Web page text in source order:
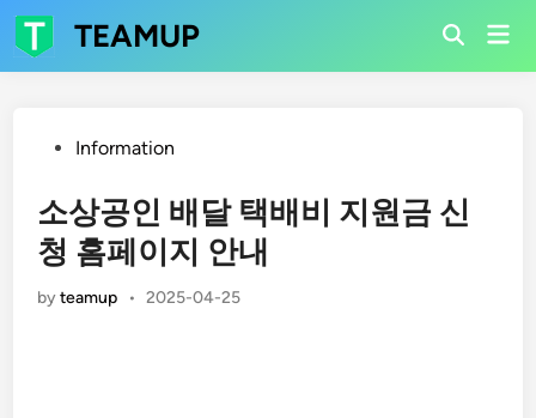
Skip
to
content
TEAMUP
Open
PostedInformation
소상공인 배달 택배비 지원금 신
청 홈페이지 안내
byteamup • 2025-04-25